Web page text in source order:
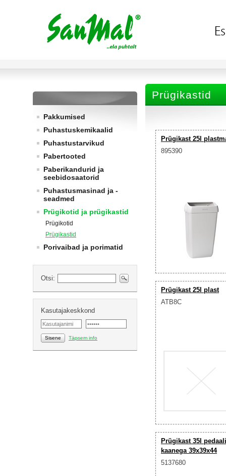
Pakkumised
Puhastuskemikaalid
Puhastustarvikud
Pabertooted
Paberikandurid ja
seebidosaatorid
Puhastusmasinad ja -
seadmed
Prügikotid ja prügikastid
Prügikotid
Prügikastid
Porivaibad ja porimatid
Otsi:
Kasutajakeskkond
Sisene Täpsem info
Prügikastid
Prügikast 25l
895390
Prügikast 25l plast
ATB8C
Prügikast 35l
kaanega 39x39x44
5137680